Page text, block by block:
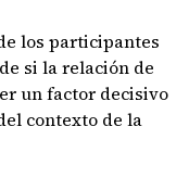
los participantes
si la relación de
un factor decisivo
contexto de la